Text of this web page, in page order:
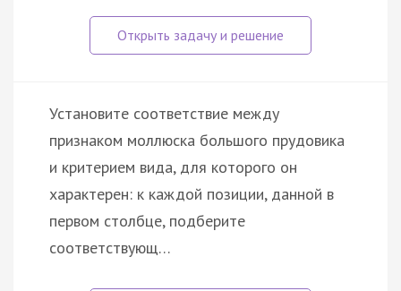
Установите соответствие между
признаком моллюска большого прудовика
и критерием вида, для которого он
характерен: к каждой позиции, данной в
первом столбце, подберите
соответствующ…